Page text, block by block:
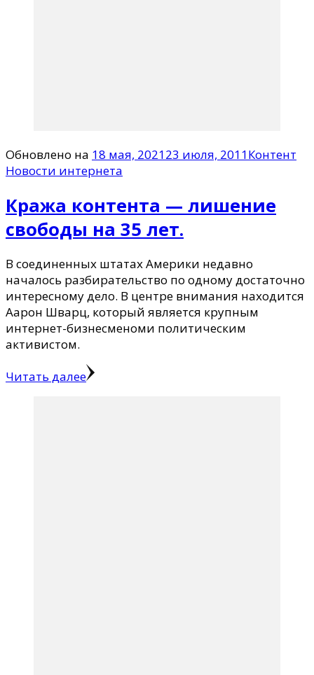
Обновлено на 18 мая, 202123 июля, 2011Контент
Новости интернета
Кража контента — лишение
свободы на 35 лет.
В соединенных штатах Америки недавно
началось разбирательство по одному достаточно
интересному дело. В центре внимания находится
Аарон Шварц, который является крупным
интернет-бизнесменоми политическим
активистом.
Читать далее